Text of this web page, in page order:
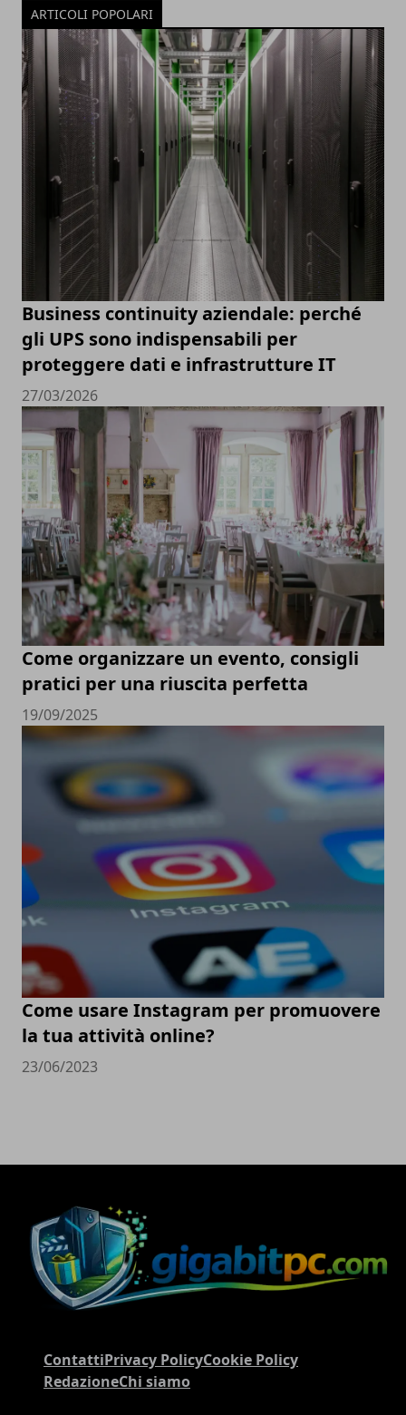
ARTICOLI POPOLARI
Business continuity aziendale: perché
gli UPS sono indispensabili per
proteggere dati e infrastrutture IT
27/03/2026
Come organizzare un evento, consigli
pratici per una riuscita perfetta
19/09/2025
Come usare Instagram per promuovere
la tua attività online?
23/06/2023
ContattiPrivacy PolicyCookie Policy
RedazioneChi siamo